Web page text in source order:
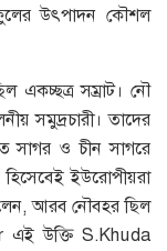
উৎপাদন কৌশল
একচ্ছত্র সম্রাট। নৌ
সমুদ্রচারী। তাদের
সাগর ও চীন সাগরে
ইউরোপীয়রা
আরব নৌবহর ছিল
এই উক্তি S.Khuda